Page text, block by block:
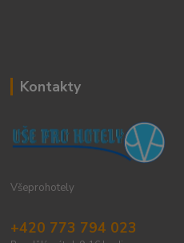
Kontakty
Všeprohotely
+420 773 794 023